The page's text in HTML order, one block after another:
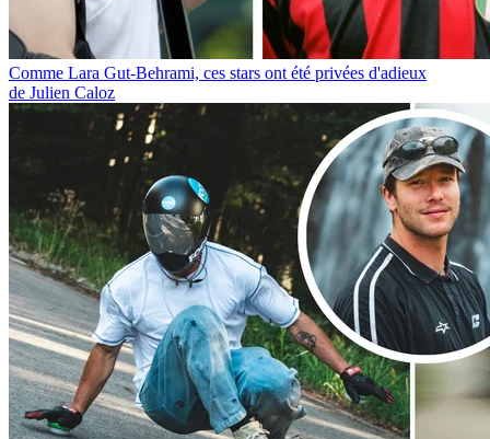
Comme Lara Gut-Behrami, ces stars ont été privées d'adieux
de Julien Caloz